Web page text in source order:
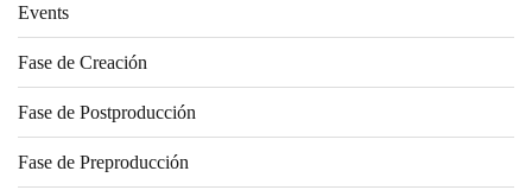
Events
Fase de Creación
Fase de Postproducción
Fase de Preproducción